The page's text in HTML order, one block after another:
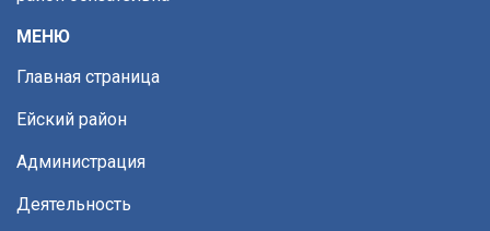
МЕНЮ
Главная страница
Ейский район
Администрация
Деятельность